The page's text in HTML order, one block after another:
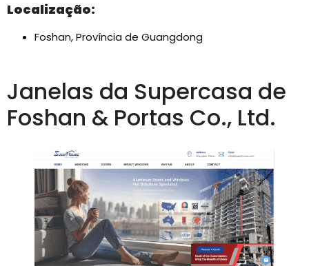
Localização:
Foshan, Província de Guangdong
Janelas da Supercasa de
Foshan & Portas Co., Ltd.